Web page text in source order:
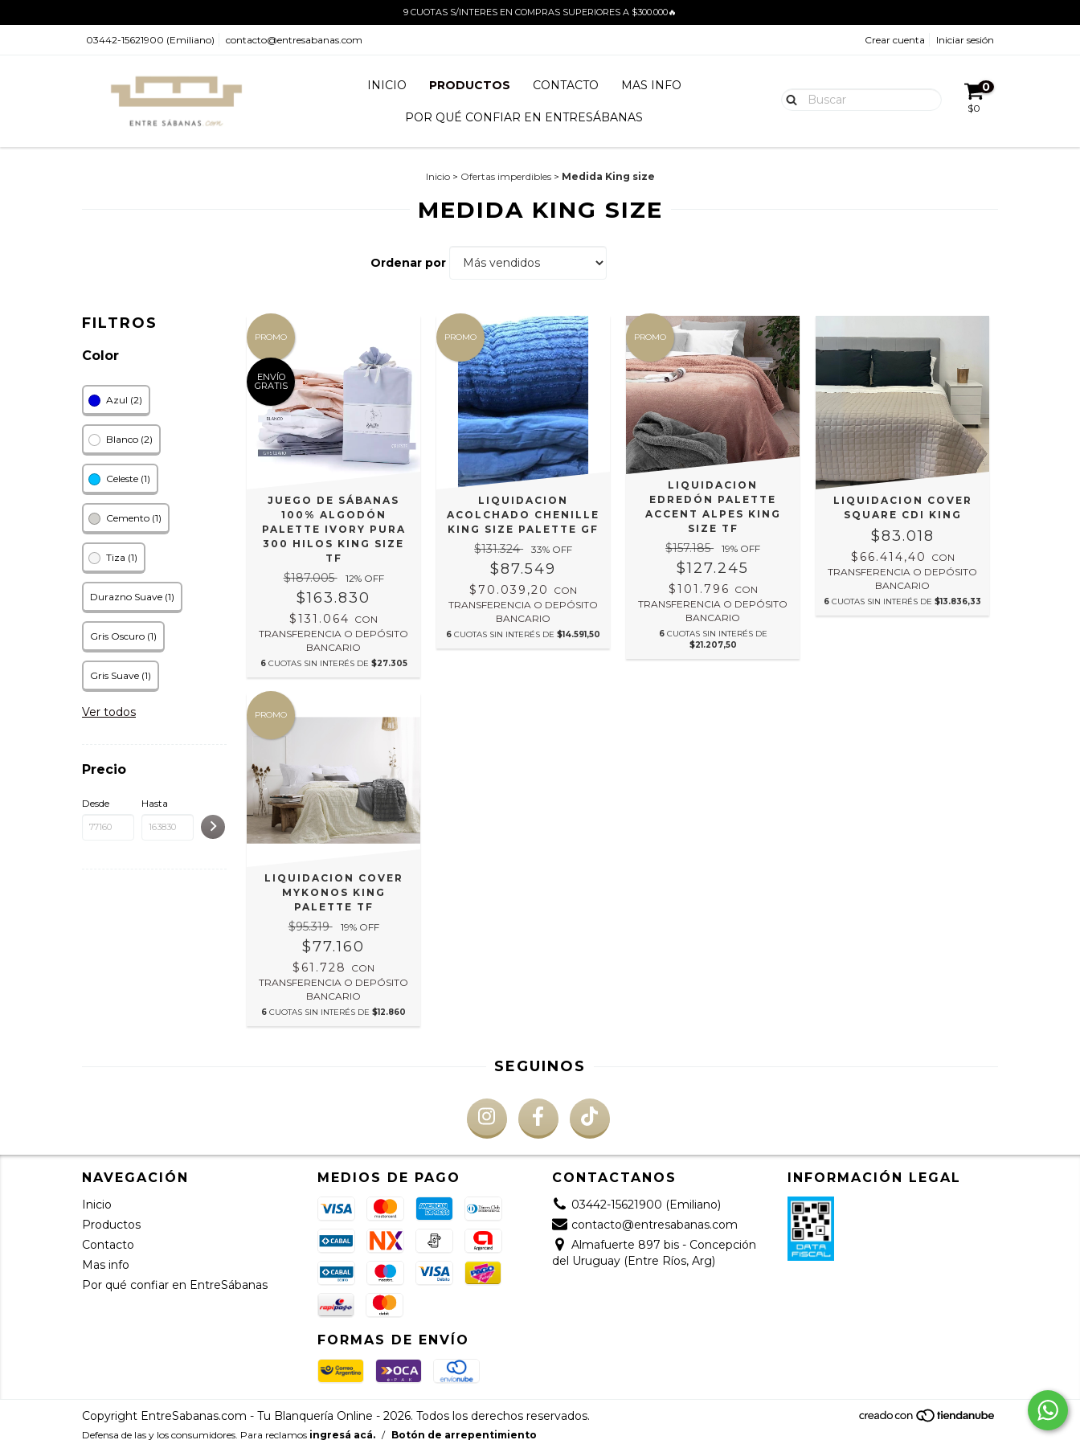
9 CUOTAS S/INTERES EN COMPRAS SUPERIORES A $300.000🔥
03442-15621900 (Emiliano) contacto@entresabanas.com Crear cuenta Iniciar sesión
INICIO PRODUCTOS CONTACTO MAS INFO
POR QUÉ CONFIAR EN ENTRESÁBANAS
0
$0
Inicio > Ofertas imperdibles > Medida King size
MEDIDA KING SIZE
Ordenar por
FILTROS
Color
Azul (2)
Blanco (2)
Celeste (1)
Cemento (1)
Tiza (1)
Durazno Suave (1)
Gris Oscuro (1)
Gris Suave (1)
Ver todos
Precio
Desde Hasta
PROMO
ENVÍO
GRATIS
JUEGO DE SÁBANAS
100% ALGODÓN
PALETTE IVORY PURA
300 HILOS KING SIZE
TF
$187.005 12% OFF
$163.830
$131.064 CON
TRANSFERENCIA O DEPÓSITO
BANCARIO
6 CUOTAS SIN INTERÉS DE $27.305
PROMO
LIQUIDACION
ACOLCHADO CHENILLE
KING SIZE PALETTE GF
$131.324 33% OFF
$87.549
$70.039,20
CON
TRANSFERENCIA O DEPÓSITO
BANCARIO
6 CUOTAS SIN INTERÉS DE$14.591,50
PROMO
LIQUIDACION
EDREDÓN PALETTE
ACCENT ALPES KING
SIZE TF
$157.185 19% OFF
$127.245
$101.796 CON
TRANSFERENCIA O DEPÓSITO
BANCARIO
6 CUOTAS SIN INTERÉS DE
$21.207,50
LIQUIDACION COVER
SQUARE CDI KING
$83.018
$66.414,40
CON
TRANSFERENCIA O DEPÓSITO
BANCARIO
6 CUOTAS SIN INTERÉS DE$13.836,33
PROMO
LIQUIDACION COVER
MYKONOS KING
PALETTE TF
$95.319 19% OFF
$77.160
$61.728
CON
TRANSFERENCIA O DEPÓSITO
BANCARIO
6 CUOTAS SIN INTERÉS DE$12.860
SEGUINOS
NAVEGACIÓN
Inicio
Productos
Contacto
Mas info
Por qué confiar en EntreSábanas
MEDIOS DE PAGO
FORMAS DE ENVÍO
CONTACTANOS
03442-15621900 (Emiliano)
contacto@entresabanas.com
Almafuerte 897 bis - Concepción
del Uruguay (Entre Ríos, Arg)
INFORMACIÓN LEGAL
Copyright EntreSabanas.com - Tu Blanquería Online - 2026. Todos los derechos reservados.
Defensa de las y los consumidores. Para reclamos ingresá acá. / Botón de arrepentimiento